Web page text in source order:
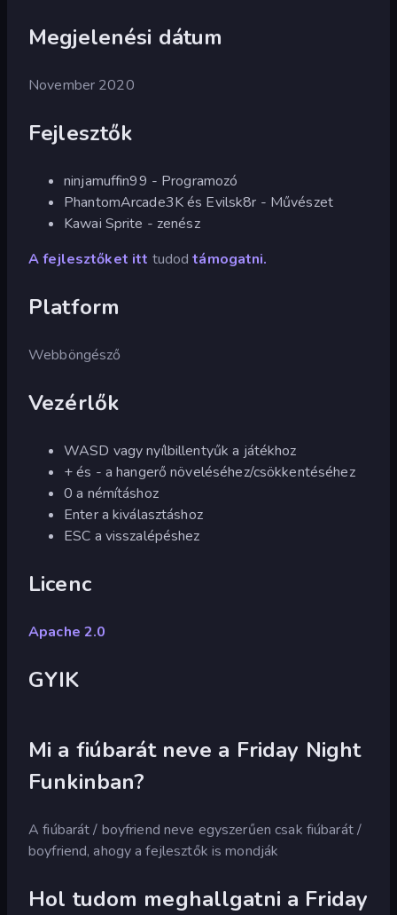
Megjelenési dátum
November 2020
Fejlesztők
ninjamuffin99 - Programozó
PhantomArcade3K és Evilsk8r - Művészet
Kawai Sprite - zenész
A fejlesztőket itt tudodtámogatni.
Platform
Webböngésző
Vezérlők
WASD vagy nyílbillentyűk a játékhoz
+ és - a hangerő növeléséhez/csökkentéséhez
0 a némításhoz
Enter a kiválasztáshoz
ESC a visszalépéshez
Licenc
Apache 2.0
GYIK
Mi a fiúbarát neve a Friday Night
Funkinban?
A fiúbarát / boyfriend neve egyszerűen csak fiúbarát /
boyfriend, ahogy a fejlesztők is mondják
Hol tudom meghallgatni a Friday